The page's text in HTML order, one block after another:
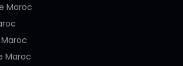
Maroc
Maroc